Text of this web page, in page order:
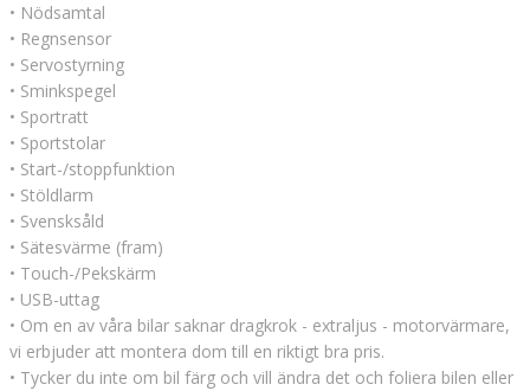
• Nödsamtal
• Regnsensor
• Servostyrning
• Sminkspegel
• Sportratt
• Sportstolar
• Start-/stoppfunktion
• Stöldlarm
• Svensksåld
• Sätesvärme (fram)
• Touch-/Pekskärm
• USB-uttag
• Om en av våra bilar saknar dragkrok - extraljus - motorvärmare,
vi erbjuder att montera dom till en riktigt bra pris.
• Tycker du inte om bil färg och vill ändra det och foliera bilen eller